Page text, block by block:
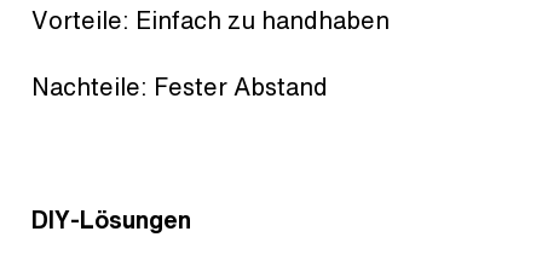
Vorteile: Einfach zu handhaben
Nachteile: Fester Abstand
DIY-Lösungen